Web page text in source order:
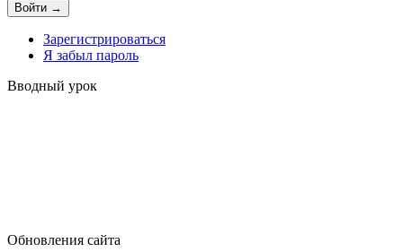
Зарегистрироваться
Я забыл пароль
Вводный урок
Обновления сайта